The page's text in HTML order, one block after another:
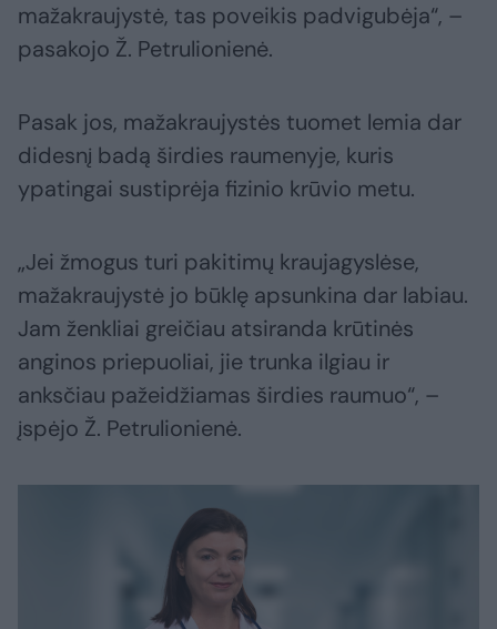
mažakraujystė, tas poveikis padvigubėja“, –
pasakojo Ž. Petrulionienė.
Pasak jos, mažakraujystės tuomet lemia dar
didesnį badą širdies raumenyje, kuris
ypatingai sustiprėja fizinio krūvio metu.
„Jei žmogus turi pakitimų kraujagyslėse,
mažakraujystė jo būklę apsunkina dar labiau.
Jam ženkliai greičiau atsiranda krūtinės
anginos priepuoliai, jie trunka ilgiau ir
anksčiau pažeidžiamas širdies raumuo“, –
įspėjo Ž. Petrulionienė.